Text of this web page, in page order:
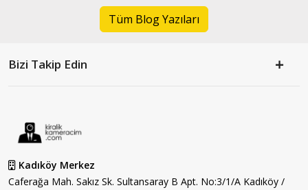
Tüm Blog Yazıları
Bizi Takip Edin
Kadıköy Merkez
Caferağa Mah. Sakız Sk. Sultansaray B Apt. No:3/1/A Kadıköy /